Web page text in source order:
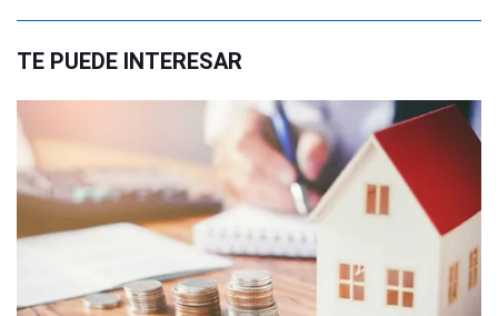
TE PUEDE INTERESAR